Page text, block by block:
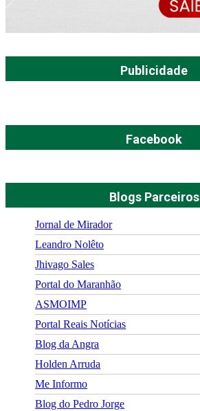
Publicidade
Facebook
Blogs Parceiros
Jornal de Mirador
Leandro Nolêto
Jhivago Sales
Portal do Maranhão
ASMOIMP
Portal Reais Notí­cias
Blog da Angra
Holden Arruda
Me Informo
Blog do Pedro Jorge